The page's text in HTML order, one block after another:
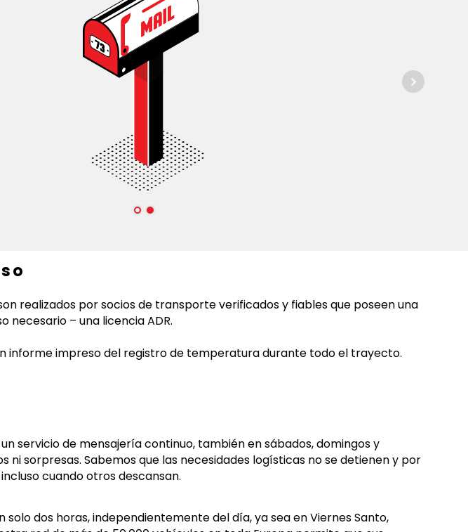
realizados por socios de transporte verificados y fiables que poseen una
necesario – una licencia ADR.
impreso del registro de temperatura durante todo el trayecto.
servicio de mensajería continuo, también en sábados, domingos y
ni sorpresas. Sabemos que las necesidades logísticas no se detienen y por
cuando otros descansan.
solo dos horas, independientemente del día, ya sea en Viernes Santo,